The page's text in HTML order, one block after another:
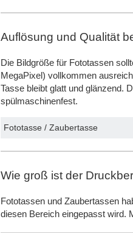
Auflösung und Qualität
Die Bildgröße für Fototassen
MegaPixel) vollkommen
Tasse bleibt glatt und glänzend.
spülmaschinenfest.
Fototasse / Zaubertasse
Wie groß ist der
Fototassen und Zaubertassen
diesen Bereich eingepasst wird.